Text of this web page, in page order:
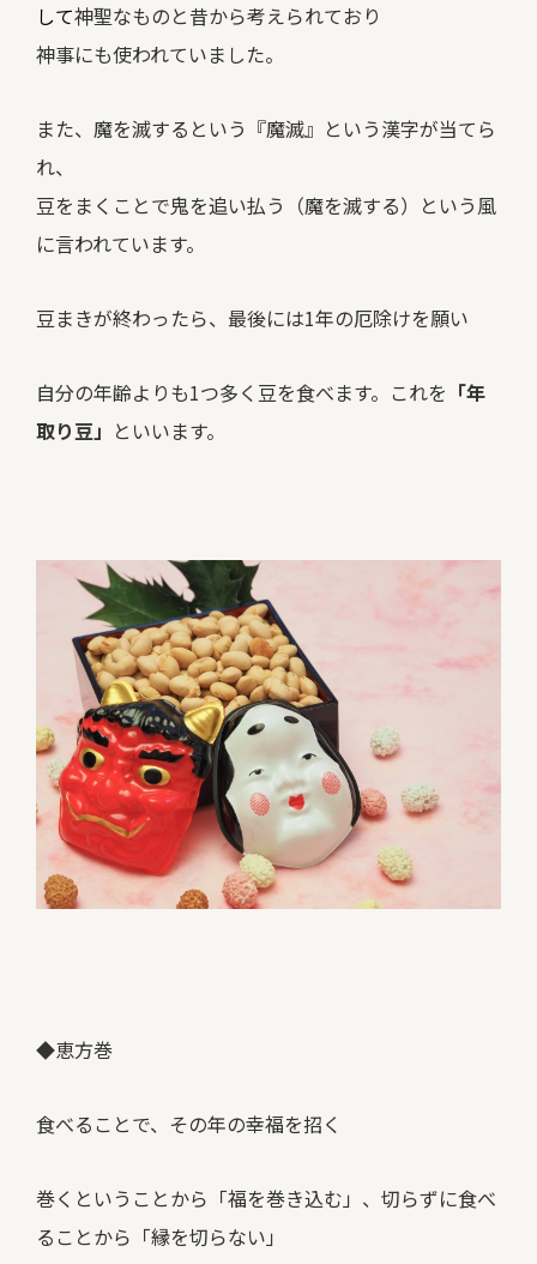
して神聖なものと昔から考えられており
神事にも使われていました。
また、魔を滅するという『魔滅』という漢字が当てら
れ、
豆をまくことで鬼を追い払う（魔を滅する）という風
に言われています。
豆まきが終わったら、最後には1年の厄除けを願い
自分の年齢よりも1つ多く豆を食べます。これを 「年
取り豆」 といいます。
◆恵方巻
食べることで、その年の幸福を招く
巻くということから「福を巻き込む」、切らずに食べ
ることから「縁を切らない」